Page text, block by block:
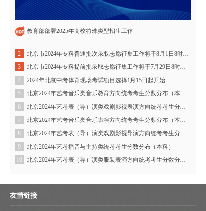
教育部部署2025年高校特殊类型招生工作
2
北京市2024年专科普通批次录取志愿征集工作将于8月1日8时开始
3
北京市2024年专科提前批录取志愿征集工作将于7月29日8时开始
4
2024年北京中考体育现场考试项目选择1月15日起开始
5
北京2024年艺考音乐类音乐教育方向统考考生分数分布（本科）
6
北京2024年艺考表（导）演类戏剧影视表演方向统考考生分数分布（本科）
7
北京2024年艺考音乐类音乐表演方向统考考生分数分布（本科）
8
北京2024年艺考表（导）演类戏剧影视导演方向统考考生分数分布（本科）
9
北京2024年艺考播音与主持类统考考生分数分布（本科）
10
北京2024年艺考表（导）演类服装表演方向统考考生分数分布（本科）
友情链接